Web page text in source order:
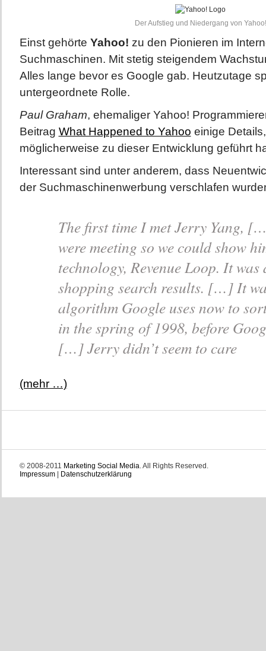
Der Aufstieg und Niedergang von Yahoo!
Einst gehörte Yahoo! zu den Pionieren im
Suchmaschinen. Mit stetig steigendem
Alles lange bevor es Google gab. Heutzutage
untergeordnete Rolle.
Paul Graham, ehemaliger Yahoo!
Beitrag What Happened to Yahoo einige
möglicherweise zu dieser Entwicklung geführt
Interessant sind unter anderem, dass
der Suchmaschinenwerbung verschlafen
The first time I met Jerry Yang,
were meeting so we could show
technology, Revenue Loop. It
shopping search results. […] It
algorithm Google uses now to
in the spring of 1998, before
[…] Jerry didn’t seem to care
(mehr …)
© 2008-2011 Marketing Social Media. All Rights Reserved.
Impressum| Datenschutzerklärung